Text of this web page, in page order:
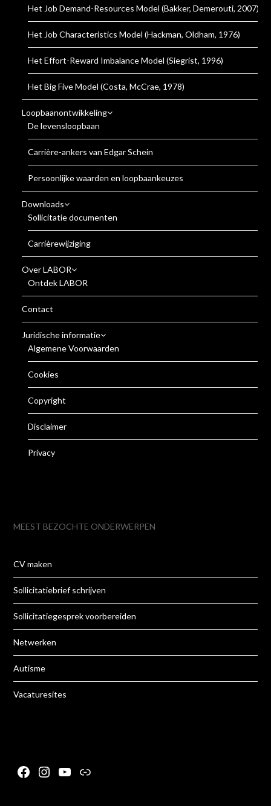
Het Job Demand-Resources Model (Bakker, Demerouti, 2007)
Het Job Characteristics Model (Hackman, Oldham, 1976)
Het Effort-Reward Imbalance Model (Siegrist, 1996)
Het Big Five Model (Costa, McCrae, 1978)
Loopbaanontwikkeling
De levensloopbaan
Carrière-ankers van Edgar Schein
Persoonlijke waarden en loopbaankeuzes
Downloads
Sollicitatie documenten
Carrièrewijziging
Over LABOR
Ontdek LABOR
Contact
Juridische informatie
Algemene Voorwaarden
Cookies
Copyright
Disclaimer
Privacy
MEEST BEZOCHTE ONDERWERPEN
CV maken
Sollicitatiebrief schrijven
Sollicitatiegesprek voorbereiden
Netwerken
Autisme
Vacaturesites
Facebook
Instagram
YouTube
Link